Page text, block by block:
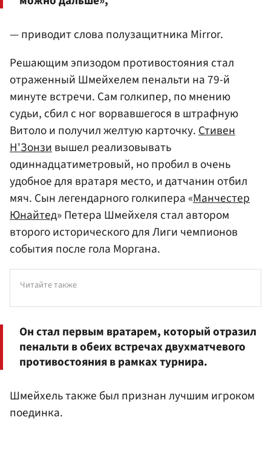
— приводит слова полузащитника Mirror.
Решающим эпизодом противостояния стал
отраженный Шмейхелем пенальти на 79-й
минуте встречи. Сам голкипер, по мнению
судьи, сбил с ног ворвавшегося в штрафную
Витоло и получил желтую карточку.Стивен
Н'Зонзивышел реализовывать
одиннадцатиметровый, но пробил в очень
удобное для вратаря место, и датчанин отбил
мяч. Сын легендарного голкипера «Манчестер
Юнайтед» Петера Шмейхеля стал автором
второго исторического для Лиги чемпионов
события после гола Моргана.
Читайте также
Он стал первым вратарем, который отразил
пенальти в обеих встречах двухматчевого
противостояния в рамках турнира.
Шмейхель также был признан лучшим игроком
поединка.